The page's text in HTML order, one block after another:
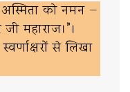
को नमन —
महाराज।”।
से लिखा